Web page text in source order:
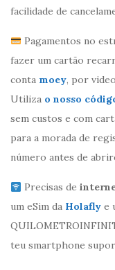
facilidade de
Pagamentos no
fazer um cartão
conta moey, por
Utiliza o nosso
sem custos e com
para a morada de
número antes de
Precisas de
um eSim da Holafly e
teu smartphone